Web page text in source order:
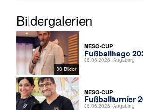
Bildergalerien
90 Bilder
MESO-CUP
Fußballhago
06.06.2026, Augsburg
MESO-CUP
Fußballturnier
06.06.2026, Augsburg